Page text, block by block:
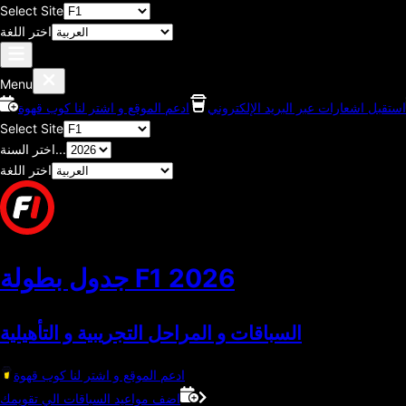
Select Site
اختر اللغة
Menu
استقبل اشعارات عبر البريد الإلكتروني
ادعم الموقع و اشتر لنا كوب قهوة
Select Site
اختر السنة...
اختر اللغة
جدول بطولة F1 2026
السباقات و المراحل التجريبية و التأهيلية
ادعم الموقع و اشتر لنا كوب قهوة
اضف مواعيد السباقات الي تقويمك